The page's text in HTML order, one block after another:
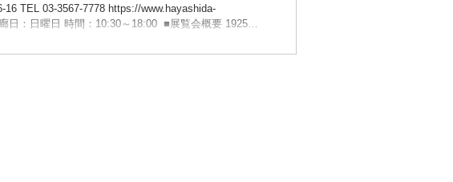
日：日曜日 時間：10:30～18:00 ​ ■展覧会概要 1925年
時期の展示となりますが、ご高覧賜りますようご案内
村和美 友清大介 中嶋莉恵 藤井美加子 本間由
しい開催状況は公式ホームページ